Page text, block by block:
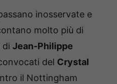
inosservate e
molto più di
di Jean-Philippe
del Crystal
il Nottingham